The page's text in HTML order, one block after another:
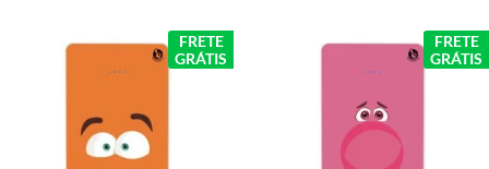
FRETE
GRÁTIS
O
original
R$ 199,90.
O
preço
FRETE
GRÁTIS
O
original
R$ 199,90.
O
preço